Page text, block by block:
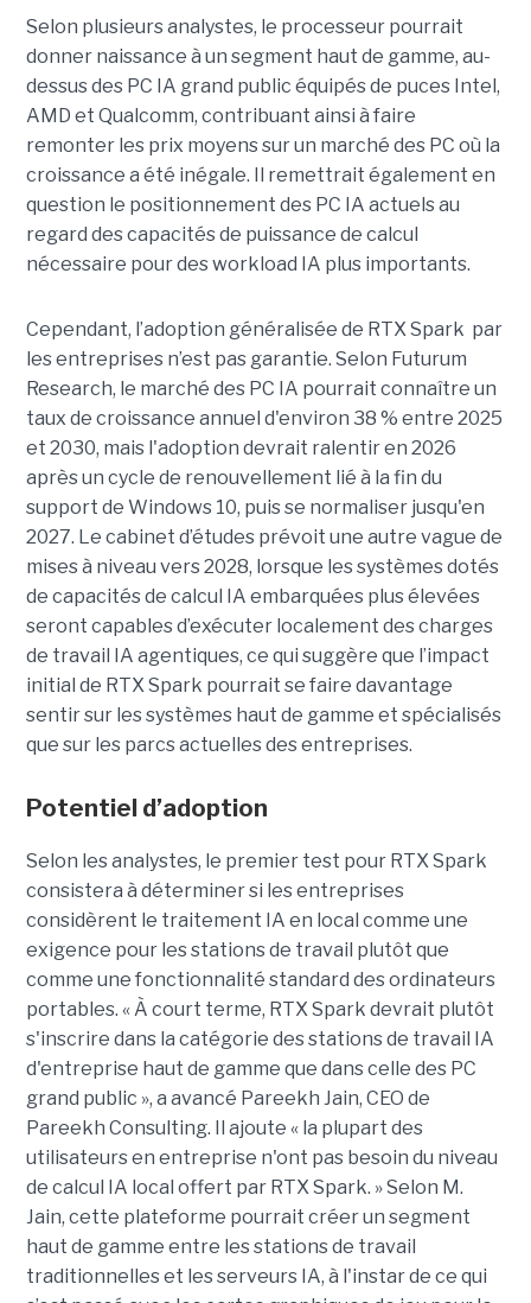
Selon plusieurs analystes, le processeur pourrait
donner naissance à un segment haut de gamme, au-
dessus des PC IA grand public équipés de puces Intel,
AMD et Qualcomm, contribuant ainsi à faire
remonter les prix moyens sur un marché des PC où la
croissance a été inégale. Il remettrait également en
question le positionnement des PC IA actuels au
regard des capacités de puissance de calcul
nécessaire pour des workload IA plus importants.
Cependant, l’adoption généralisée de RTX Spark par
les entreprises n’est pas garantie. Selon Futurum
Research, le marché des PC IA pourrait connaître un
taux de croissance annuel d'environ 38 % entre 2025
et 2030, mais l'adoption devrait ralentir en 2026
après un cycle de renouvellement lié à la fin du
support de Windows 10, puis se normaliser jusqu'en
2027. Le cabinet d’études prévoit une autre vague de
mises à niveau vers 2028, lorsque les systèmes dotés
de capacités de calcul IA embarquées plus élevées
seront capables d’exécuter localement des charges
de travail IA agentiques, ce qui suggère que l’impact
initial de RTX Spark pourrait se faire davantage
sentir sur les systèmes haut de gamme et spécialisés
que sur les parcs actuelles des entreprises.
Potentiel d’adoption
Selon les analystes, le premier test pour RTX Spark
consistera à déterminer si les entreprises
considèrent le traitement IA en local comme une
exigence pour les stations de travail plutôt que
comme une fonctionnalité standard des ordinateurs
portables. « À court terme, RTX Spark devrait plutôt
s'inscrire dans la catégorie des stations de travail IA
d'entreprise haut de gamme que dans celle des PC
grand public », a avancé Pareekh Jain, CEO de
Pareekh Consulting. Il ajoute « la plupart des
utilisateurs en entreprise n'ont pas besoin du niveau
de calcul IA local offert par RTX Spark. » Selon M.
Jain, cette plateforme pourrait créer un segment
haut de gamme entre les stations de travail
traditionnelles et les serveurs IA, à l'instar de ce qui